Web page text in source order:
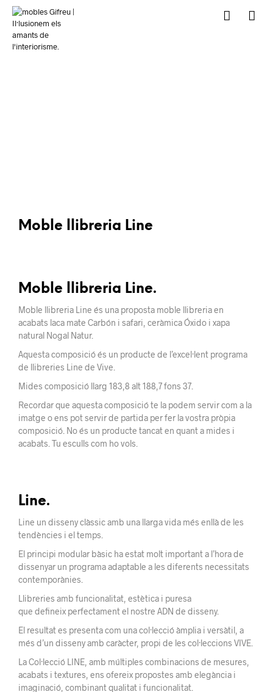
Moble llibreria Line
Moble llibreria Line.
Moble llibreria Line és una proposta moble llibreria en
acabats laca mate Carbón i safari, ceràmica Óxido i xapa
natural Nogal Natur.
Aquesta composició és un producte de l’excel·lent programa
de llibreries Line de Vive.
Mides composició llarg 183,8 alt 188,7 fons 37.
Recordar que aquesta composició te la podem servir com a la
imatge o ens pot servir de partida per fer la vostra pròpia
composició. No és un producte tancat en quant a mides i
acabats. Tu esculls com ho vols.
Line.
Line un disseny clàssic amb una llarga vida més enllà de les
tendències i el temps.
El principi modular bàsic ha estat molt important a l’hora de
dissenyar un programa adaptable a les diferents necessitats
contemporànies.
Llibreries amb funcionalitat, estètica i puresa
que defineix perfectament el nostre ADN de disseny.
El resultat es presenta com una col·lecció àmplia i versàtil, a
més d’un disseny amb caràcter, propi de les col·leccions VIVE.
La Col·lecció LINE, amb múltiples combinacions de mesures,
acabats i textures, ens ofereix propostes amb elegància i
imaginació, combinant qualitat i funcionalitat.